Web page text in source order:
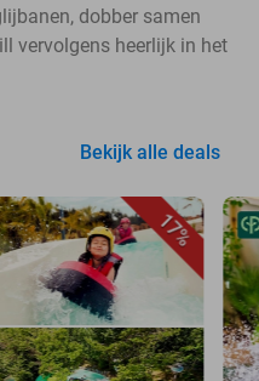
dobber samen
vervolgens heerlijk in het
Bekijk alle deals
17%